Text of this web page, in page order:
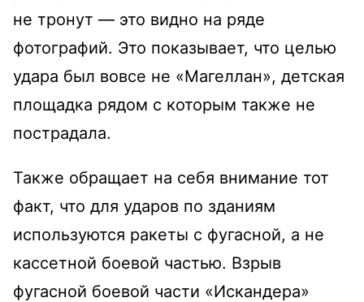
не тронут — это видно на ряде
фотографий. Это показывает, что целью
удара был вовсе не «Магеллан», детская
площадка рядом с которым также не
пострадала.
Также обращает на себя внимание тот
факт, что для ударов по зданиям
используются ракеты с фугасной, а не
кассетной боевой частью. Взрыв
фугасной боевой части «Искандера»